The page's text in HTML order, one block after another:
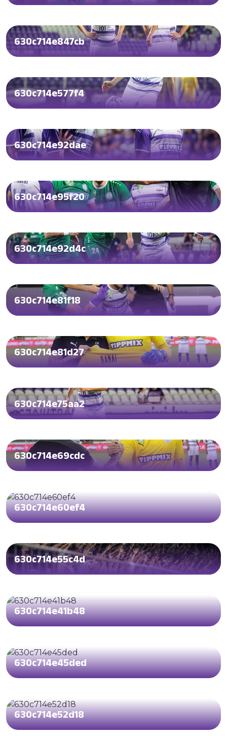
630c714e847cb
630c714e577f4
630c714e92dae
630c714e95f20
630c714e92d4c
630c714e81f18
630c714e81d27
630c714e75aa2
630c714e69cdc
630c714e60ef4
630c714e55c4d
630c714e41b48
630c714e45ded
630c714e52d18